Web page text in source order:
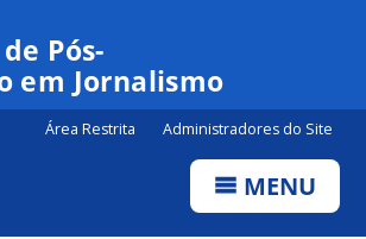
Pós-
em Jornalismo
Área Restrita Administradores do Site
MENU